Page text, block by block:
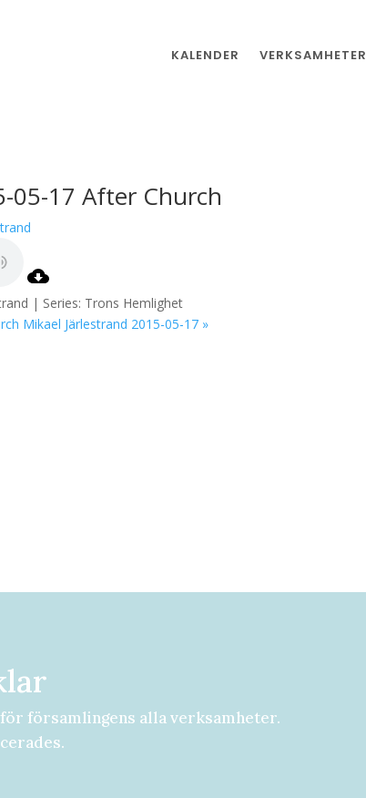
KALENDER VERKSAMHETER
05-17 After Church
| Series: Trons Hemlighet
Mikael Järlestrand 2015-05-17 »
församlingens alla verksamheter.